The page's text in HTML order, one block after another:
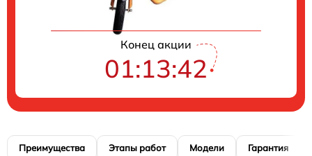
Конец акции
01:13:41
Преимущества Этапы работ Модели Гарантия